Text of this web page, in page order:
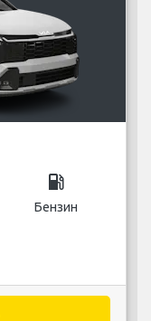
local_gas_station
Бензин